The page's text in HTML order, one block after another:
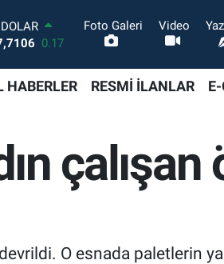
DOLAR
0.17
-19
Foto Galeri Video
HABERLER RESMİ İLANLAR
O esnada paletlerin